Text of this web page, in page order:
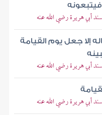
فيتبعونه
أبي هريرة رضي الله عنه
إلا جعل يوم القيامة
أبي هريرة رضي الله عنه
أبي هريرة رضي الله عنه